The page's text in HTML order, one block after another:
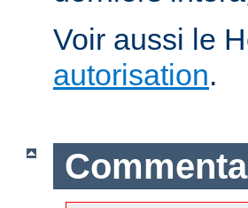
Voir aussi le
autorisation.